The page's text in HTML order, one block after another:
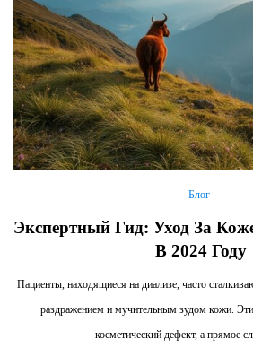
Блог
Экспертный Гид: Уход За
В 2024 Году
Пациенты, находящиеся на диализе, часто
раздражением и мучительным зудом кожи.
косметический дефект, а прямое